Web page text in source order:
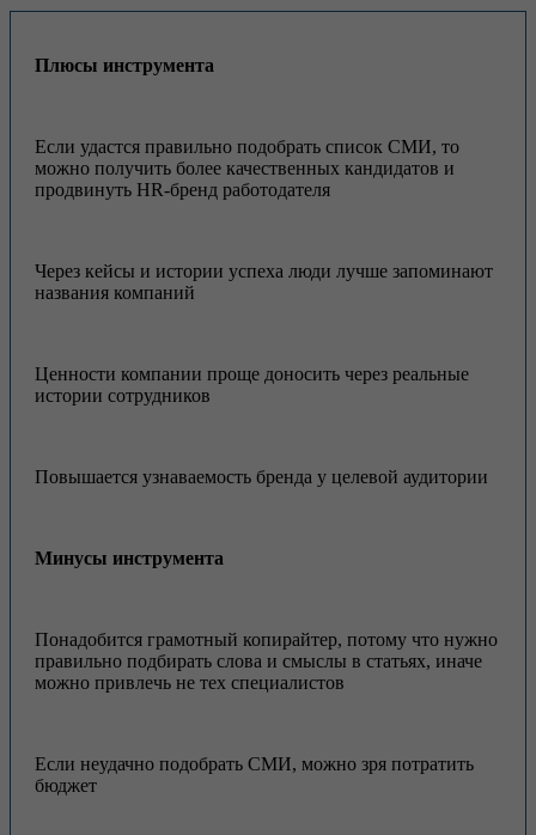
Плюсы инструмента
Если удастся правильно подобрать список СМИ, то
можно получить более качественных кандидатов и
продвинуть HR-бренд работодателя
Через кейсы и истории успеха люди лучше запоминают
названия компаний
Ценности компании проще доносить через реальные
истории сотрудников
Повышается узнаваемость бренда у целевой аудитории
Минусы инструмента
Понадобится грамотный копирайтер, потому что нужно
правильно подбирать слова и смыслы в статьях, иначе
можно привлечь не тех специалистов
Если неудачно подобрать СМИ, можно зря потратить
бюджет